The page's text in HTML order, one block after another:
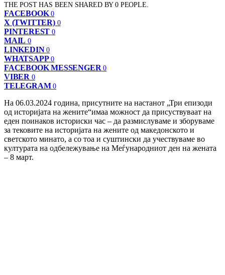
THE POST HAS BEEN SHARED BY0 PEOPLE.
FACEBOOK 0
X (TWITTER) 0
PINTEREST 0
MAIL 0
LINKEDIN 0
WHATSAPP 0
FACEBOOK MESSENGER 0
VIBER 0
TELEGRAM 0
На 06.03.2024 година, присутните на настанот „Три епизоди
од историјата на жените“имаа можност да присуствуваат на
еден поинаков историски час – да размислуваме и зборуваме
за тековите на историјата на жените од македонското и
светското минато, а со тоа и суштински да учествуваме во
културата на одбележување на Меѓународниот ден на жената
– 8 март.